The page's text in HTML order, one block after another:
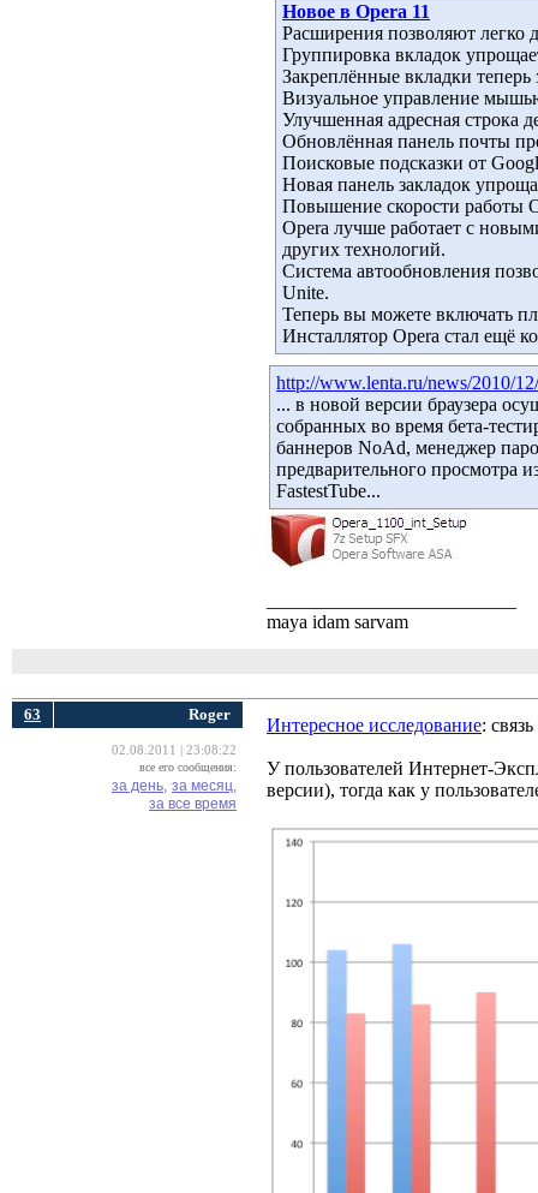
Новое в Opera 11
Расширения позволяют легко
Группировка вкладок
Закреплённые вкладки
Визуальное управление
Улучшенная адресная строка
Обновлённая панель почты
Поисковые подсказки от
Новая панель закладок
Повышение скорости работы
Opera лучше работает с
других технологий.
Система автообновления
Unite.
Теперь вы можете включать
Инсталлятор Opera стал ещё
http://www.lenta.ru/news/2010/
... в новой версии браузера
собранных во время бета-
баннеров NoAd, менеджер
предварительного просмотра
FastestTube...
maya idam sarvam
63 Roger
02.08.2011 | 23:08:22
все его сообщения:
за день, за месяц,
за все время
Интересное исследование:
У пользователей Интернет-
версии), тогда как у